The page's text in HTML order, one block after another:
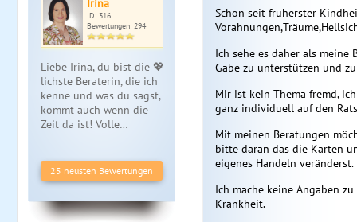
Irina
ID: 316
Bewertungen: 294
Liebe Irina, du bist die 💖-
lichste Beraterin, die ich
kenne und was du sagst,
kommt auch wenn die
Zeit da ist! Volle…
25 neusten Bewertungen
Schon seit früherster
Ich sehe es daher als meine
Gabe zu unterstützen und
Mir ist kein Thema fremd,
ganz individuell auf den
Mit meinen Beratungen
bitte daran das die Karten
eigenes Handeln veränderst.
Ich mache keine Angaben
Krankheit.